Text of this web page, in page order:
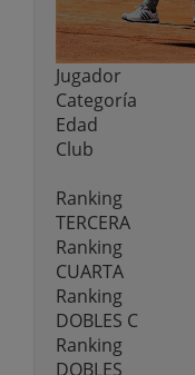
Jugador
Categoría
Edad
Club
Ranking
TERCERA
Ranking
CUARTA
Ranking
DOBLES C
Ranking
DOBLES